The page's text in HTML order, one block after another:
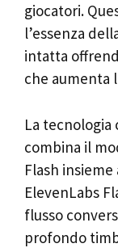
giocatori.
l’essenza
intatta
che aumenta
La tecnologia
combina il
Flash
ElevenLabs
flusso
profondo